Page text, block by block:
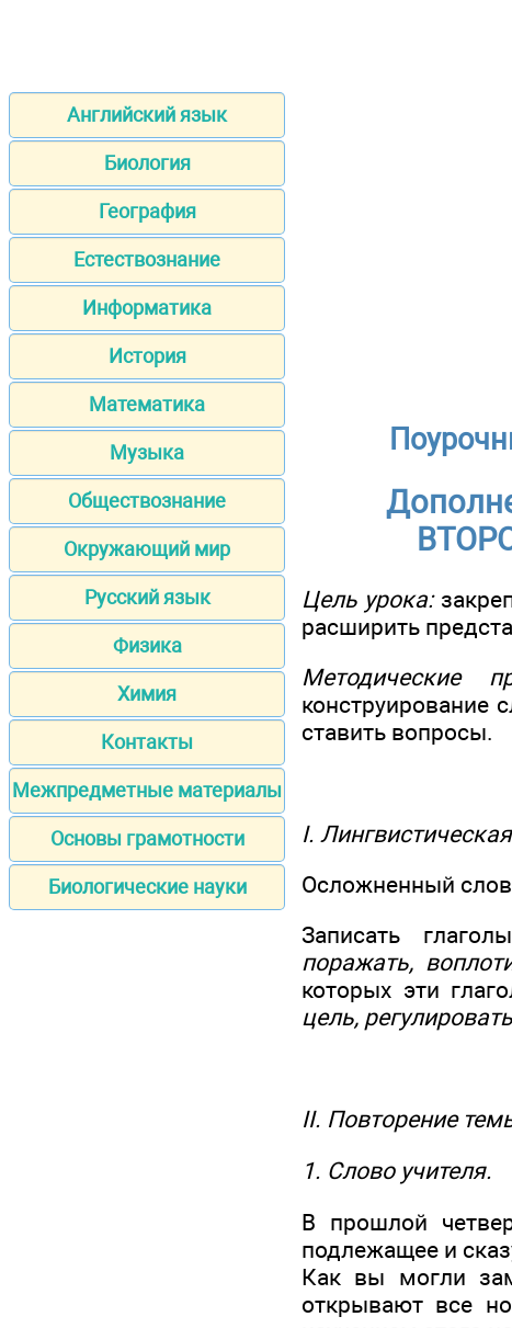
Английский язык
Биология
География
Естествознание
Информатика
История
Математика
Музыка
Обществознание
Окружающий мир
Русский язык
Физика
Химия
Контакты
Межпредметные материалы
Основы грамотности
Биологические науки
Цель урока:
расширить
Методические
конструирование
ставить вопросы.
I.
Осложненный
Записать
поражать,
которых эти
цель,
II. Повторение
1. Слово учителя.
В прошлой
подлежащее и
Как вы могли
открывают все